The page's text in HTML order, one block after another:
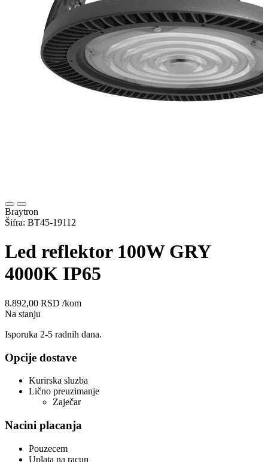
Braytron
Šifra: BT45-19112
Led reflektor 100W GRY
4000K IP65
8.892,00 RSD /kom
Na stanju
Isporuka 2-5 radnih dana.
Opcije dostave
Kurirska sluzba
Lično preuzimanje
Zaječar
Nacini placanja
Pouzecem
Uplata na racun